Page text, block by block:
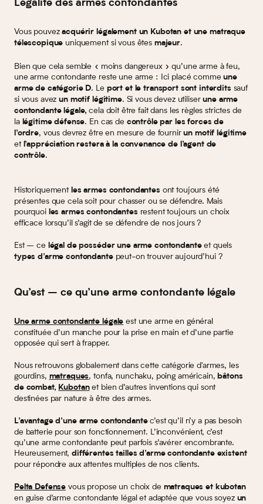
Légalité des armes contondantes
Vous pouvezacquérir légalement un Kubotan et une matraque
télescopique uniquement si vous êtes majeur.
Bien que cela semble « moins dangereux » qu’une arme à feu,
une arme contondante reste une arme : Ici placé commeune
arme de catégorie D. Le port et le transport sont interdits sauf
si vous avezun motif légitime. Si vous devez utiliserune arme
contondante légale, cela doit être fait dans les règles strictes de
la légitime défense. En cas de contrôle par les forces de
l’ordre, vous devrez être en mesure de fournirun motif légitime
et l’appréciation restera à la convenance de l’agent de
contrôle.
Historiquement les armes contondantes ont toujours été
présentes que cela soit pour chasser ou se défendre. Mais
pourquoi les armes contondantes restent toujours un choix
efficace lorsqu’il s’agit de se défendre de nos jours ?
Est – ce légal de posséder une arme contondanteet quels
types d’arme contondantepeut-on trouver aujourd’hui ?
Qu’est – ce qu’une arme contondante légale
Une arme contondante légale est une arme en général
constituée d’un manche pour la prise en main et d’une partie
opposée qui sert à frapper.
Nous retrouvons globalement dans cette catégorie d'armes, les
gourdins, matraques, tonfa, nunchaku, poing américain, bâtons
de combat, Kubotanet bien d’autres inventions qui sont
destinées par nature à être des armes.
L’avantage d’une arme contondantec’est qu’il n’y a pas besoin
de batterie pour son fonctionnement. L’inconvénient, c’est
qu’une arme contondante peut parfois s’avérer encombrante.
Heureusement,différentes tailles d’arme contondante existent
pour répondre aux attentes multiples de nos clients.
Pelta Defense vous propose un choix de matraques et kubotan
en guise d’arme contondante légal et adaptée que vous soyez un